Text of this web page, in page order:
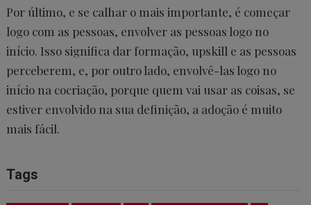
Por último, e se calhar o mais importante, é começar
logo com as pessoas, envolver as pessoas logo no
início. Isso significa dar formação, upskill e as pessoas
perceberem, e, por outro lado, envolvê-las logo no
início na cocriação, porque quem vai usar as coisas, se
estiver envolvido na sua definição, a adoção é muito
mais fácil.
Tags